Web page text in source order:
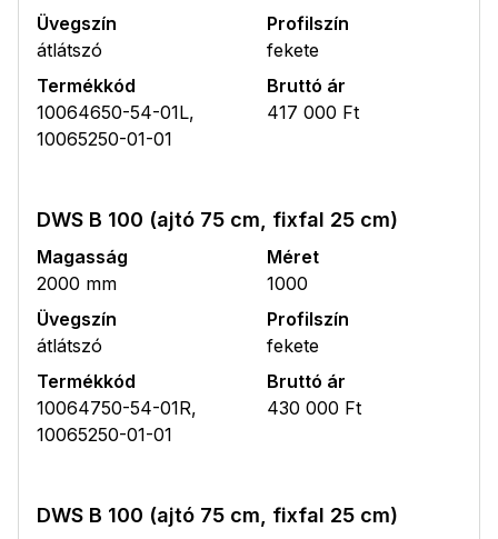
Üvegszín
átlátszó
Profilszín
fekete
Termékkód
10064650-54-01L,
10065250-01-01
Bruttó ár
417 000 Ft
DWS B 100 (ajtó 75 cm, fixfal 25 cm)
Magasság
2000 mm
Méret
1000
Üvegszín
átlátszó
Profilszín
fekete
Termékkód
10064750-54-01R,
10065250-01-01
Bruttó ár
430 000 Ft
DWS B 100 (ajtó 75 cm, fixfal 25 cm)